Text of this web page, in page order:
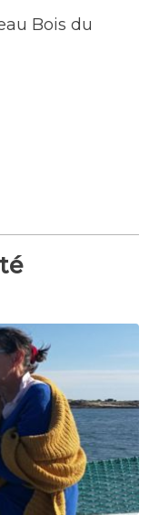
Bois du